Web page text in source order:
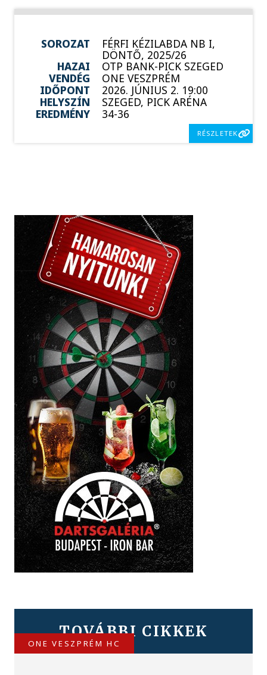
SOROZAT FÉRFI KÉZILABDA NB I,
DÖNTŐ, 2025/26
HAZAI
OTP BANK-PICK SZEGED
VENDÉG
ONE VESZPRÉM
IDŐPONT
2026. JÚNIUS 2. 19:00
HELYSZÍN
SZEGED, PICK ARÉNA
EREDMÉNY
34-36
RÉSZLETEK
TOVÁBBI CIKKEK
ONE VESZPRÉM HC